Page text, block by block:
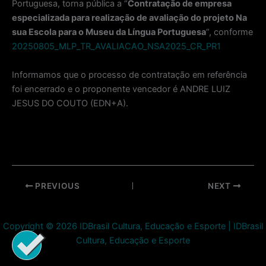
Portuguesa, torna pública a “Contratação de empresa
especializada para realização de avaliação do projeto Na
sua Escola para o Museu da Língua Portuguesa“, conforme
20250805_MLP_TR_AVALIACAO_NSA2025_CR_PR1
Informamos que o processo de contratação em referência
foi encerrado e o proponente vencedor é ANDRE LUIZ
JESUS DO COUTO (EDN+A).
Post
PREVIOUS NEXT
Copyright © 2026 IDBrasil Cultura, Educação e Esporte | IDBrasil
Cultura, Educação e Esporte